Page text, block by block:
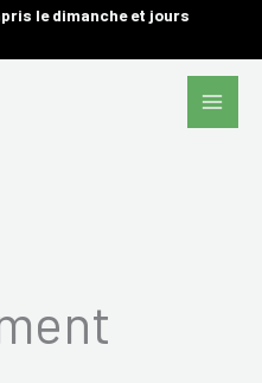
le dimanche et jours
Main